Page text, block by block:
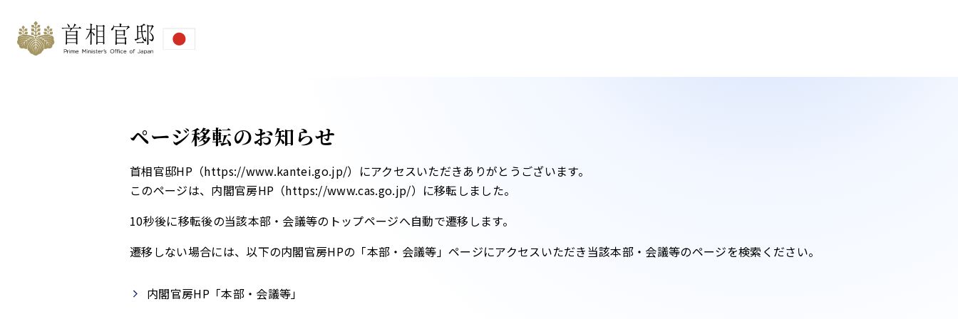
ページ移転のお知らせ
首相官邸HP（https://www.kantei.go.jp/）にアクセスいただきありがとうございます。
このページは、内閣官房HP（https://www.cas.go.jp/）に移転しました。​
10秒後に移転後の当該本部・会議等のトップページへ自動で遷移します。​
遷移しない場合には、以下の内閣官房HPの「本部・会議等」ページにアクセスいただき当該本部・会議等のページを検索ください。​
内閣官房HP「本部・会議等」​